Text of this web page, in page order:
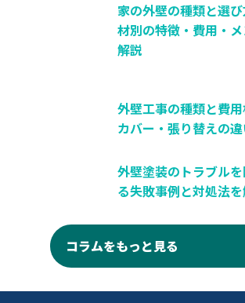
家の外壁の種類と選
材別の特徴・費用・
解説
外壁工事の種類と費用
カバー・張り替えの
外壁塗装のトラブル
る失敗事例と対処法
コラムをもっと見る